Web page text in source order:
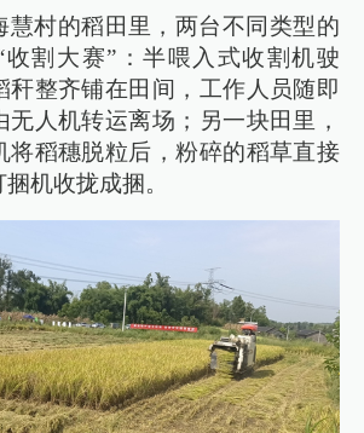
慧村的稻田里，两台不同类型的
割大赛”：半喂入式收割机驶
秆整齐铺在田间，工作人员随即
人机转运离场；另一块田里，
将稻穗脱粒后，粉碎的稻草直接
机收拢成捆。